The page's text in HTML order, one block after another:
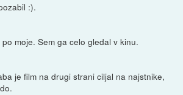
:).
moje. Sem ga celo gledal v kinu.
je film na drugi strani ciljal na najstnike,